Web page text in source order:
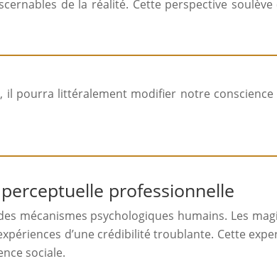
de la réalité. Cette perspective
pourra littéralement modifier notre
professionnelle
mécanismes psychologiques humains. Les
d’une crédibilité troublante. Cette
sociale.